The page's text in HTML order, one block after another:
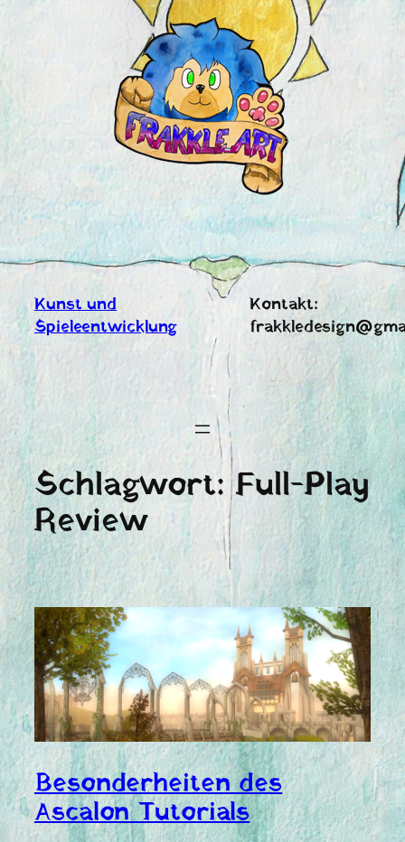
Kunst und
Spieleentwicklung
Kontakt:
Schlagwort:Full-Play
Review
Besonderheiten des
Ascalon Tutorials